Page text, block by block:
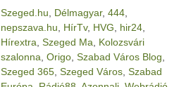
Szeged.hu Délmagyar, 444
nepszava.hu
HírTv, HVG hir24
Hírextra Szeged Ma
Kolozsvári
szalonna Origo Szabad Város Blog
Szeged 365 Szeged Város Szabad